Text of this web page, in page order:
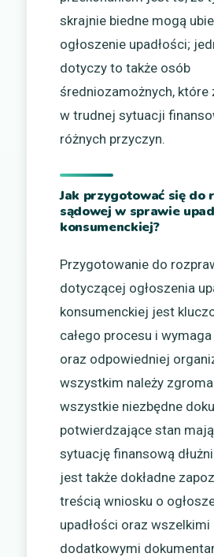
skrajnie biedne mogą
ogłoszenie upadłości;
dotyczy to także osób
średniozamożnych, które
w trudnej sytuacji
różnych przyczyn.
Jak przygotować się do
sądowej w sprawie
konsumenckiej?
Przygotowanie do
dotyczącej ogłoszenia
konsumenckiej jest
całego procesu i
oraz odpowiedniej
wszystkim należy
wszystkie niezbędne
potwierdzające stan
sytuację finansową
jest także dokładne
treścią wniosku o
upadłości oraz wszelkimi
dodatkowymi